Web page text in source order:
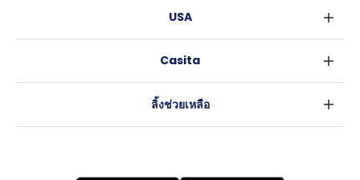
เอดินเบอระ
ลีดส์
บริสโทล
คาร์ดิฟ
บริสเบน
อะเดลายด์
USA
แอตแลนตา
Casita
ลิ้งช่วยเหลือ